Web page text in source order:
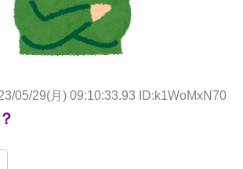
05/29(月) 09:10:33.93 ID:k1WoMxN70